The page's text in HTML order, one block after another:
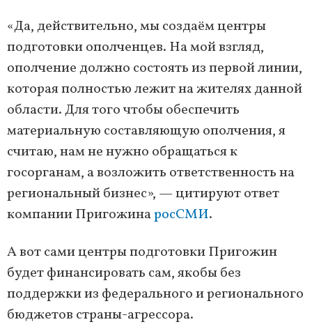
«Да, действительно, мы создаём центры
подготовки ополченцев. На мой взгляд,
ополчение должно состоять из первой линии,
которая полностью лежит на жителях данной
области. Для того чтобы обеспечить
материальную составляющую ополчения, я
считаю, нам не нужно обращаться к
госорганам, а возложить ответственность на
региональный бизнес», — цитируют ответ
компании ПригожинаросСМИ.
А вот сами центры подготовки Пригожин
будет финансировать сам, якобы без
поддержки из федерального и регионального
бюджетов страны-агрессора.